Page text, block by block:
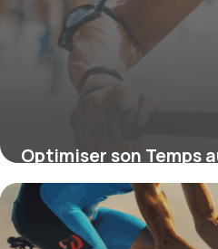
Optimiser son Temps
Analyse et Stratégies
4 juillet 2025